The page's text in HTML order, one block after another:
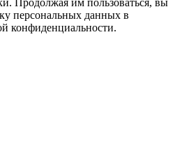
персональных данных в
конфиденциальности.